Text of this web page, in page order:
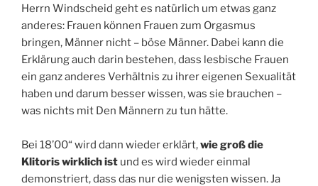
Herrn Windscheid geht es natürlich um etwas ganz
anderes: Frauen können Frauen zum Orgasmus
bringen, Männer nicht – böse Männer. Dabei kann die
Erklärung auch darin bestehen, dass lesbische Frauen
ein ganz anderes Verhältnis zu ihrer eigenen Sexualität
haben und darum besser wissen, was sie brauchen –
was nichts mit Den Männern zu tun hätte.
Bei 18’00“ wird dann wieder erklärt,wie groß die
Klitoris wirklich ist und es wird wieder einmal
demonstriert, dass das nur die wenigsten wissen. Ja